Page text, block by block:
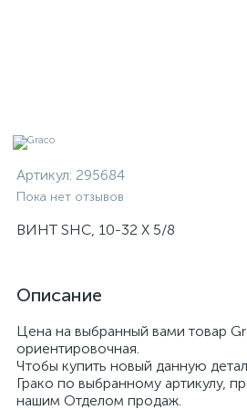
Артикул: 295684
Пока нет отзывов
ВИНТ SHC, 10-32 X 5/8
Описание
Цена на выбранный вами товар
ориентировочная.
Чтобы купить новый данную
Грако по выбранному артикулу,
нашим Отделом продаж.